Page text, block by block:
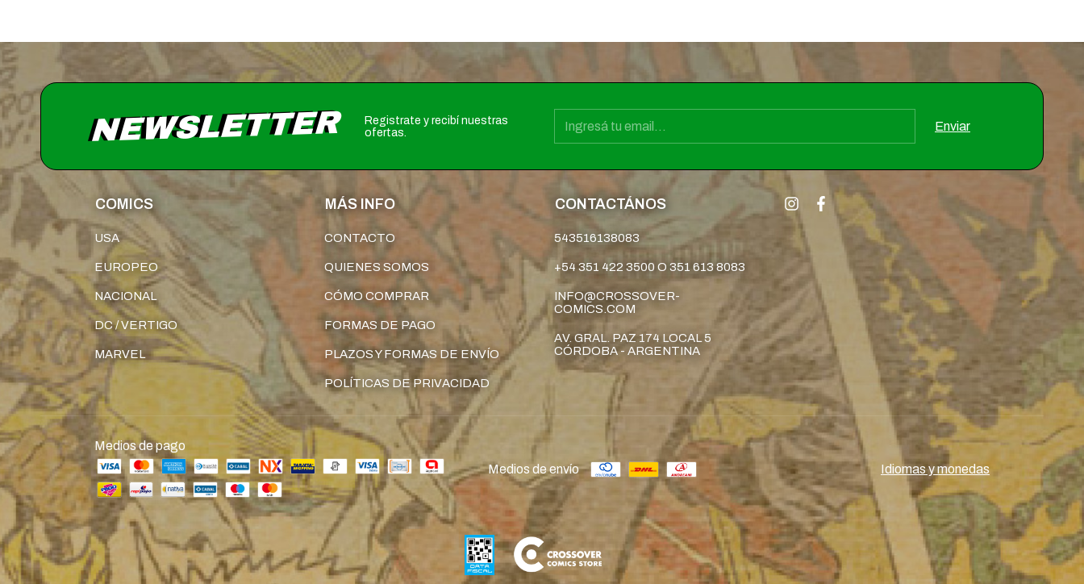
NEWSLETTER
Registrate y recibí nuestras
ofertas.
COMICS
USA
EUROPEO
NACIONAL
DC / VERTIGO
MARVEL
MÁS INFO
CONTACTO
QUIENES SOMOS
CÓMO COMPRAR
FORMAS DE PAGO
PLAZOS Y FORMAS DE ENVÍO
POLÍTICAS DE PRIVACIDAD
CONTACTÁNOS
543516138083
+54 351 422 3500 O 351 613 8083
INFO@CROSSOVER-
COMICS.COM
AV. GRAL. PAZ 174 LOCAL 5
CÓRDOBA - ARGENTINA
Medios de pago
Medios de envío
Idiomas y monedas